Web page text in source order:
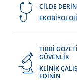
CİLDE
TIBBİ
GÜVENLİK
KLİNİK
EDİNİN